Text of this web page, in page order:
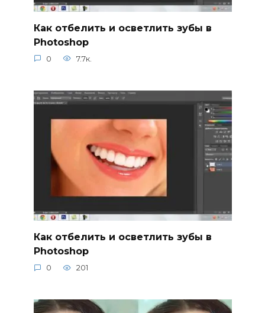
Как отбелить и осветлить зубы в
Photoshop
0 7.7к.
Как отбелить и осветлить зубы в
Photoshop
0 201